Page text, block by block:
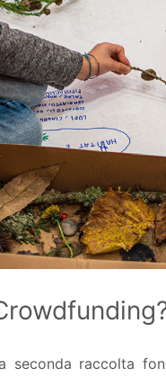
seconda raccolta